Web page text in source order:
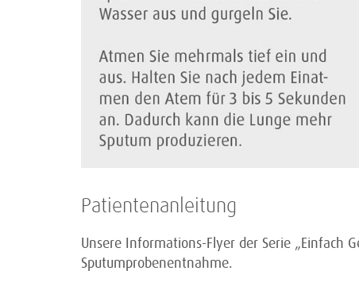
Patientenanleitung
Unsere Informations-Flyer der Serie „Einfach
Sputumprobenentnahme.